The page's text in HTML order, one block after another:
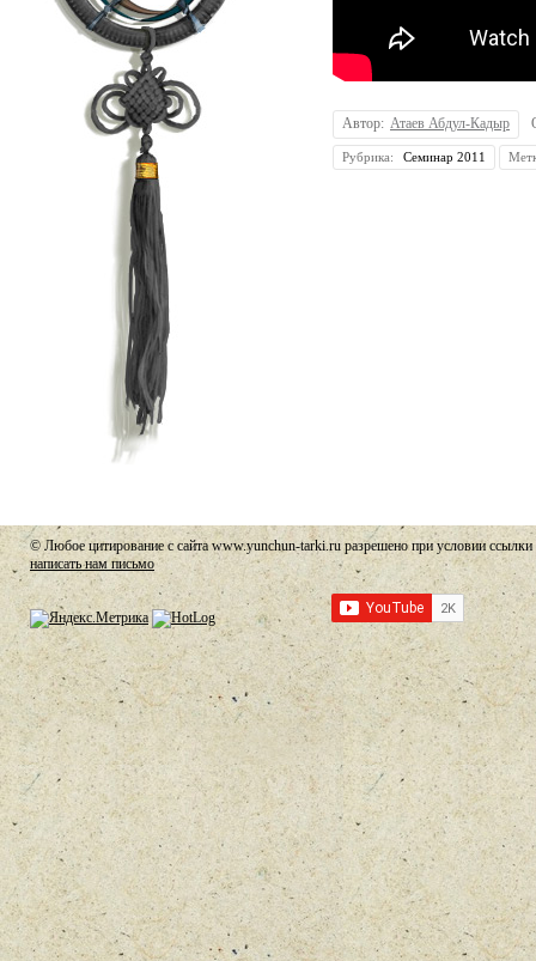
Автор: Атаев Абдул-Кадыр
Рубрика: Семинар 2011
© Любое цитирование с сайта www.yunchun-tarki.ru разрешено при условии ссылки
написать нам письмо